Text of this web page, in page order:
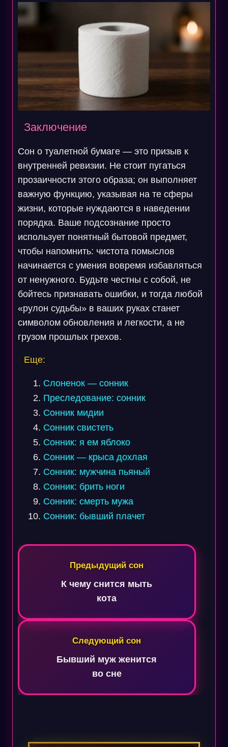
Заключение
Сон о туалетной бумаге — это призыв к
внутренней ревизии. Не стоит пугаться
прозаичности этого образа; он выполняет
важную функцию, указывая на те сферы
жизни, которые нуждаются в наведении
порядка. Ваше подсознание просто
использует понятный бытовой предмет,
чтобы напомнить: чистота помыслов
начинается с умения вовремя избавляться
от ненужного. Будьте честны с собой, не
бойтесь признавать ошибки, и тогда любой
«рулон судьбы» в ваших руках станет
символом обновления и легкости, а не
грузом прошлых грехов.
Еще:
Слоненок — сонник
Преследование: сонник
Сонник мидии
Сонник свистеть
Сонник: я ем яблоко
Сонник — крыса дохлая
Сонник: мужчина пьяный
Сонник: брить ноги
Сонник: смерть мужа
Сонник: бывший плачет
Навигация
записям
Предыдущий сон
К чему снится мыть
кота
Следующий сон
Бывший муж женится
во сне